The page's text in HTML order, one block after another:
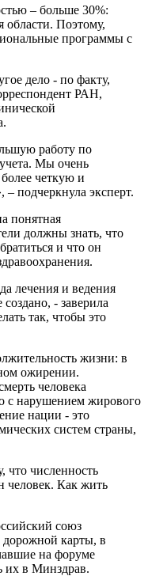
– больше 30%:
области. Поэтому,
программы с
дело - по факту,
РАН,
работу по
Мы очень
четкую и
подчеркнула эксперт.
понятная
должны знать, что
и что он
лечения и ведения
- заверила
так, чтобы это
жизни: в
ожирении.
человека
с нарушением жирового
нации - это
систем страны,
что численность
человек. Как жить
союз
дорожной карты, в
на форуме
их в Минздрав.